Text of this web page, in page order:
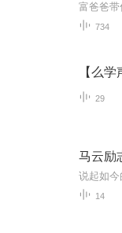
734
【么
29
马云励
14